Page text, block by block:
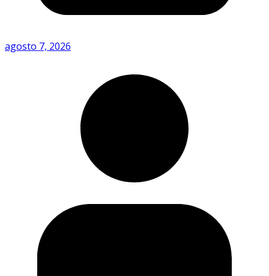
agosto 7, 2026